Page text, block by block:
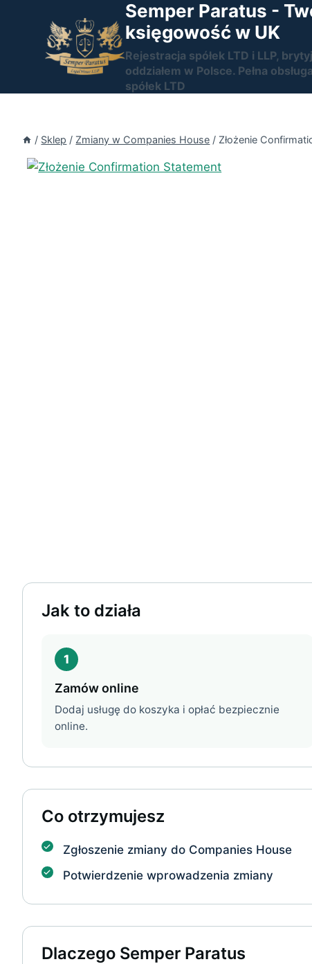
Semper Paratus -
księgowość w UK
Rejestracja spółek LTD i LLP,
oddziałem w Polsce. Pełna
spółek LTD
/ Sklep / Zmiany w Companies House / Złożenie
Jak to działa
1
Zamów online
Dodaj usługę do koszyka i opłać bezpiecznie
online.
Co otrzymujesz
Zgłoszenie zmiany do Companies House
Potwierdzenie wprowadzenia zmiany
Dlaczego Semper Paratus